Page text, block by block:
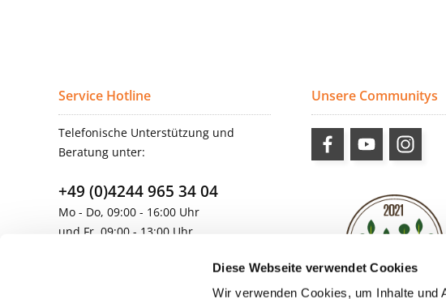
Diese Webseite verwendet Cookies
Wir verwenden Cookies, um Inhalte und
Service Hotline
Telefonische Unterstützung und
Beratung unter:
+49 (0)4244 965 34 04
Mo - Do, 09:00 - 16:00 Uhr
und Fr, 09:00 - 13:00 Uhr
Unsere Communitys